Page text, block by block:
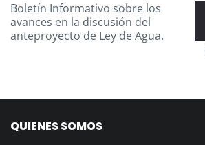
Boletín Informativo sobre los
avances en la discusión del
anteproyecto de Ley de Agua.
QUIENES SOMOS